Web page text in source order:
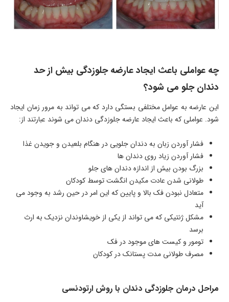
چه عواملی باعث ایجاد عارضه جلوزدگی بیش از حد
دندان جلو می شود؟
این عارضه به عوامل مختلفی بستگی دارد که می تواند به مرور زمان ایجاد
شود. عواملی که باعث ایجاد عارضه جلوزدگی دندان می شوند عبارتند از:
فشار آوردن زبان به دندان جلویی در هنگام بلعیدن و جویدن غذا
فشار آوردن زیاد روی دندان ها
بزرگ بودن بیش از اندازه دندان های جلو
طولانی شدن عادت مکیدن انگشت توسط کودکان
متعادل نبودن فک بالا و پایین که این امر در حین رشد به وجود می
آید
مشکل ژنتیکی که می تواند از یکی از خویشاوندان نزدیک به ارث
برسد
تومور و کیست های موجود در فک
مصرف طولانی مدت پستانک در کودکان
مراحل درمان جلوزدگی دندان با روش ارتودنسی